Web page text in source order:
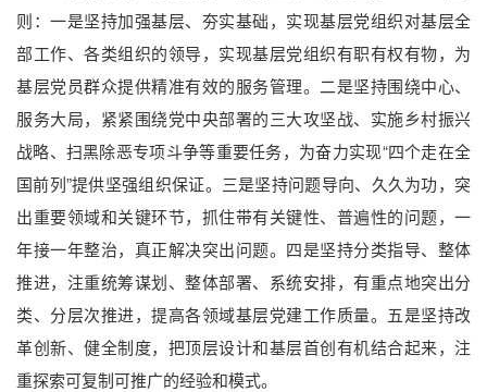
则：一是坚持加强基层、夯实基础，实现基层党组织对基层全
部工作、各类组织的领导，实现基层党组织有职有权有物，为
基层党员群众提供精准有效的服务管理。二是坚持围绕中心、
服务大局，紧紧围绕党中央部署的三大攻坚战、实施乡村振兴
战略、扫黑除恶专项斗争等重要任务，为奋力实现“四个走在全
国前列”提供坚强组织保证。三是坚持问题导向、久久为功，突
出重要领域和关键环节，抓住带有关键性、普遍性的问题，一
年接一年整治，真正解决突出问题。四是坚持分类指导、整体
推进，注重统筹谋划、整体部署、系统安排，有重点地突出分
类、分层次推进，提高各领域基层党建工作质量。五是坚持改
革创新、健全制度，把顶层设计和基层首创有机结合起来，注
重探索可复制可推广的经验和模式。